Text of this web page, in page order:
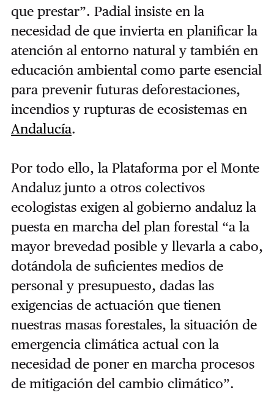
que prestar”. Padial insiste en la
necesidad de que invierta en planificar la
atención al entorno natural y también en
educación ambiental como parte esencial
para prevenir futuras deforestaciones,
incendios y rupturas de ecosistemas en
Andalucía.
Por todo ello, la Plataforma por el Monte
Andaluz junto a otros colectivos
ecologistas exigen al gobierno andaluz la
puesta en marcha del plan forestal “a la
mayor brevedad posible y llevarla a cabo,
dotándola de suficientes medios de
personal y presupuesto, dadas las
exigencias de actuación que tienen
nuestras masas forestales, la situación de
emergencia climática actual con la
necesidad de poner en marcha procesos
de mitigación del cambio climático”.